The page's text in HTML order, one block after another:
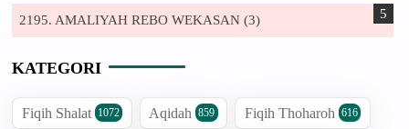
2195. AMALIYAH REBO WEKASAN (3)
KATEGORI
Fiqih Shalat 1072 Aqidah 859 Fiqih Thoharoh 616